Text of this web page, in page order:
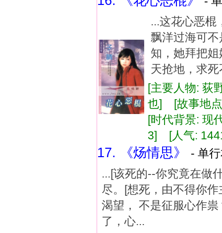
...这花心恶棍
飘洋过海可
知，她拜把
天抢地，求
[主要人物: 荻
也] [故事地
[时代背景:
3] [人气:
17. 《炀情思》
- 单
...[该死的--你究竟在做
尽。[想死，由不得你
渴望， 不是征服心作
了，心...